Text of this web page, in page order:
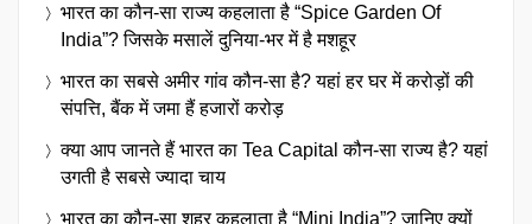
भारत का कौन-सा राज्य कहलाता है “Spice Garden Of
India”? जिसके मसालें दुनिया-भर में है मशहूर
भारत का सबसे अमीर गांव कौन-सा है? यहां हर घर में करोड़ों की
संपत्ति, बैंक में जमा हैं हजारों करोड़
क्या आप जानते हैं भारत का Tea Capital कौन-सा राज्य है? यहां
उगती है सबसे ज्यादा चाय
भारत का कौन-सा शहर कहलाता है “Mini India”? जानिए क्यों